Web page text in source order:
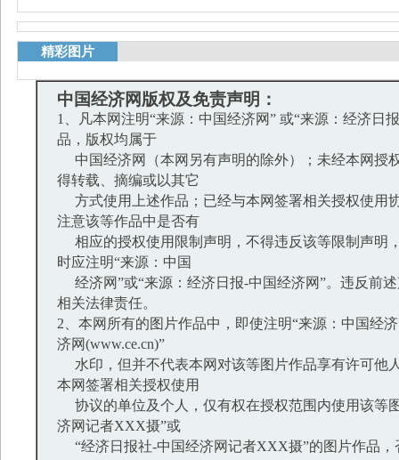
精彩图片
中国经济网版权及免责声明：
1、凡本网注明“来源：中国经济网” 或“来源：经济日
品，版权均属于
中国经济网（本网另有声明的除外）；未经本网授
得转载、摘编或以其它
方式使用上述作品；已经与本网签署相关授权使用
注意该等作品中是否有
相应的授权使用限制声明，不得违反该等限制声明
时应注明“来源：中国
经济网”或“来源：经济日报-中国经济网”。违反前
相关法律责任。
2、本网所有的图片作品中，即使注明“来源：中国经
济网(www.ce.cn)”
水印，但并不代表本网对该等图片作品享有许可他
本网签署相关授权使用
协议的单位及个人，仅有权在授权范围内使用该等
济网记者XXX摄”或
“经济日报社-中国经济网记者XXX摄”的图片作品，